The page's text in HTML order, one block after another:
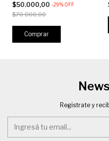
$50.000,00 -29%OFF
$70.000,00
Comprar
Registrate y